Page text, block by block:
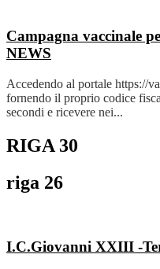
Campagna vaccinale
NEWS
Accedendo al portale https://
fornendo il proprio codice
secondi e ricevere nei...
RIGA 30
riga 26
I.C.Giovanni XXIII -